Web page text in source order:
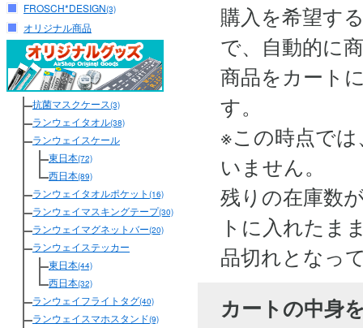
FROSCH*DESIGN(3)
オリジナル商品
抗菌マスクケース(3)
ランウェイタオル(38)
ランウェイスケール
東日本(72)
西日本(89)
ランウェイタオルポケット (16)
ランウェイマスキングテープ(30)
ランウェイマグネットバー(20)
ランウェイステッカー
東日本(44)
西日本(32)
ランウェイフライトタグ(40)
ランウェイスマホスタンド(9)
購入を希望す
で、自動的に
商品をカート
す。
※この時点で
いません。
残りの在庫数
トに入れたま
品切れとなっ
カートの中身